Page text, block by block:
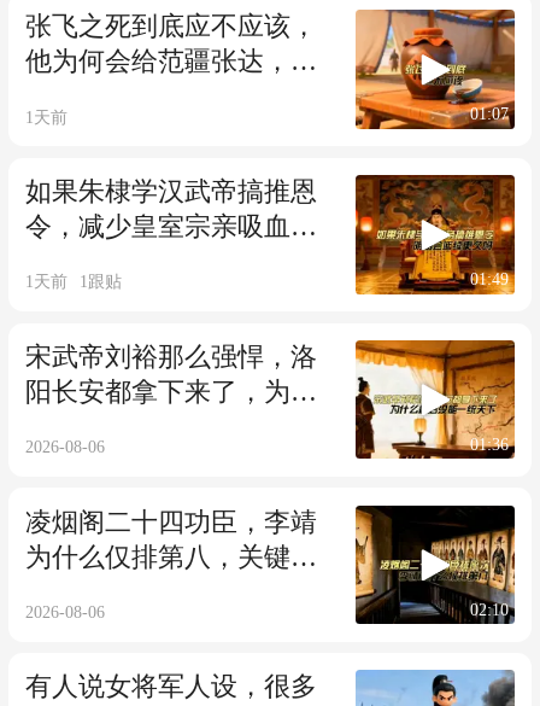
张飞之死到底应不应该，
他为何会给范疆张达，单
1天前 01:07
如果朱棣学汉武帝搞推恩
令，减少皇室宗亲吸血，
1天前 1跟贴 01:49
宋武帝刘裕那么强悍，洛
阳长安都拿下来了，为何
2026-08-06 01:36
凌烟阁二十四功臣，李靖
为什么仅排第八，关键你
2026-08-06 02:10
有人说女将军人设，很多